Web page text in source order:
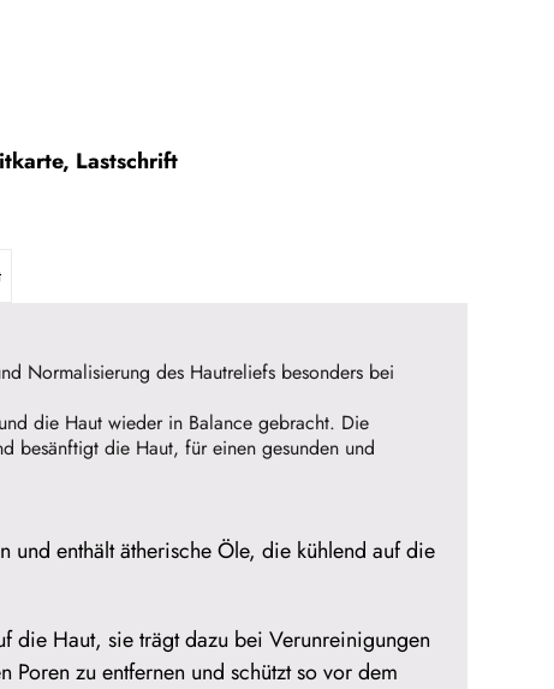
Lastschrift
Normalisierung des Hautreliefs besonders bei
die Haut wieder in Balance gebracht. Die
besänftigt die Haut, für einen gesunden und
und enthält ätherische Öle, die kühlend auf die
die Haut, sie trägt dazu bei Verunreinigungen
Poren zu entfernen und schützt so vor dem